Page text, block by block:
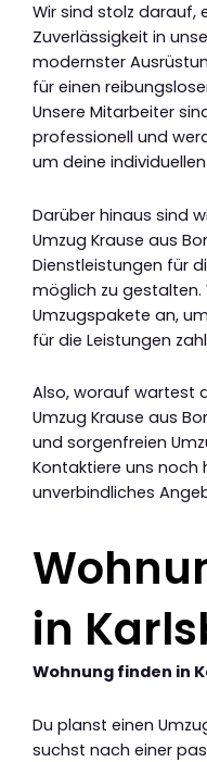
Wir sind stolz darauf,
Zuverlässigkeit in
modernster
für einen
Unsere Mitarbeiter
professionell und
um deine
Darüber hinaus sind
Umzug Krause aus
Dienstleistungen für
möglich zu
Umzugspakete an,
für die Leistungen
Also, worauf wartest
Umzug Krause aus
und sorgenfreien
Kontaktiere uns noch
unverbindliches
in
Wohnung finden in
Du planst einen
suchst nach einer